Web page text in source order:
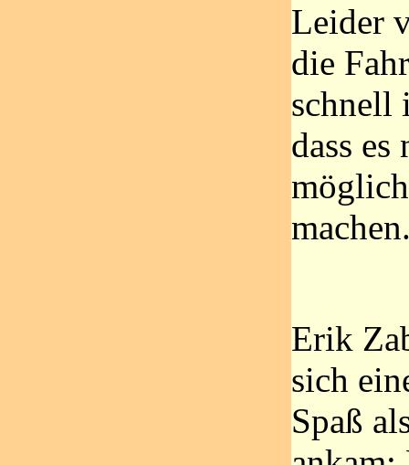
Leider
die
schnell
dass
Erik
sich
Spaß